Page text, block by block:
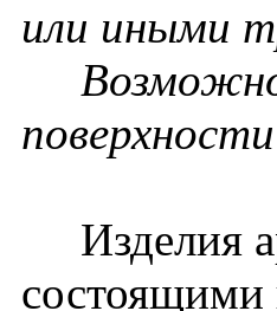
или иными
Возможно
Изделия
состоящими